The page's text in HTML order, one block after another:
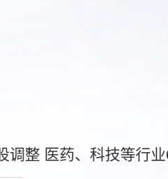
调整 医药、科技等行